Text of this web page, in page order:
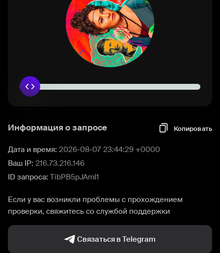
Информация о запросе Копировать
Дата и время: 2026-08-07 23:44:29 +0000
Ваш IP: 216.73.216.146
ID запроса: TibPB5pJAmI1
Если у вас возникли проблемы с прохождением
проверки, свяжитесь со службой поддержки
Связаться в Telegram